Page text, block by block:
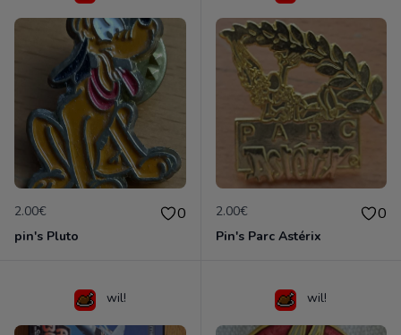
2.00€ 0
pin's Pluto
2.00€ 0
Pin's Parc Astérix
wil! wil!